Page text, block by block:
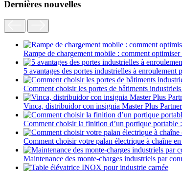
Dernières nouvelles
Rampe de chargement mobile : comment
5 avantages des portes industrielles à enroulement
Comment choisir les portes de bâtiments
Vinca, distribuidor con insignia Master Plus
Comment choisir la finition d’un portique portable
Comment choisir votre palan électrique à chaîne en
Maintenance des monte-charges industriels par